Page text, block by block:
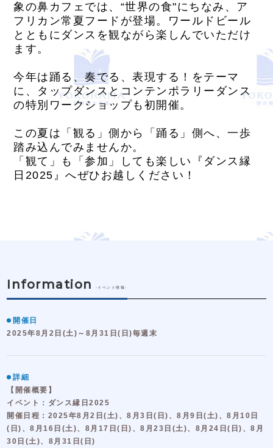
象の鼻カフェでは、“世界の食"にちなみ、ア
フリカン常夏フードが登場。ワールドビール
とともにダンスを観ながら楽しんでいただけ
ます。
今年は踊る、奏でる、表現する！をテーマ
に、タップダンスとコンテンポラリーダンス
の特別ワークショップも初開催。
この夏は「観る」側から「踊る」側へ、一歩
踏み込んでみませんか。
「観て」も「参加」しても楽しい『ダンス縁
日2025』へぜひお越しください！
Information -イベント情報-
開催日
2025年8月2日(土)～8月31日(日)毎週末
詳細
【開催概要】
イベント：ダンス縁日2025
開催日程：2025年8月2日(土)、8月3日(日)、8月9日(土)、8月10日
(日)、8月16日(土)、8月17日(日)、8月23日(土)、8月24日(日)、8月
30日(土)、8月31日(日)